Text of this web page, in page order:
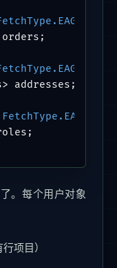
addresses;
。每个用户对象
项目）